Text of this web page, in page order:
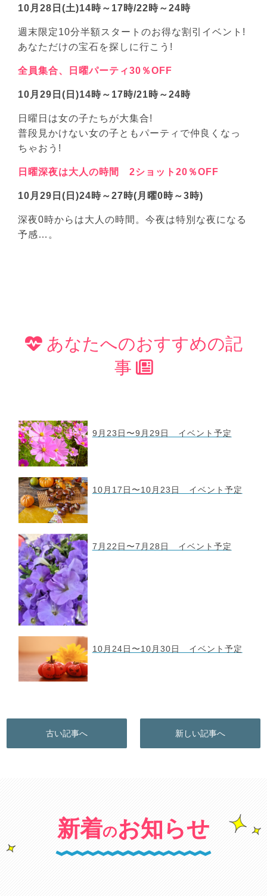
10月28日(土)14時～17時/22時～24時
週末限定10分半額スタートのお得な割引イベント!
あなただけの宝石を探しに行こう!
全員集合、日曜パーティ30％OFF
10月29日(日)14時～17時/21時～24時
日曜日は女の子たちが大集合!
普段見かけない女の子ともパーティで仲良くなっ
ちゃおう!
日曜深夜は大人の時間 2ショット20％OFF
10月29日(日)24時～27時(月曜0時～3時)
深夜0時からは大人の時間。今夜は特別な夜になる
予感…。
あなたへのおすすめの記
事
9月23日〜9月29日 イベント予定
10月17日〜10月23日 イベント予定
7月22日〜7月28日 イベント予定
10月24日〜10月30日 イベント予定
古い記事へ 新しい記事へ
新着のお知らせ